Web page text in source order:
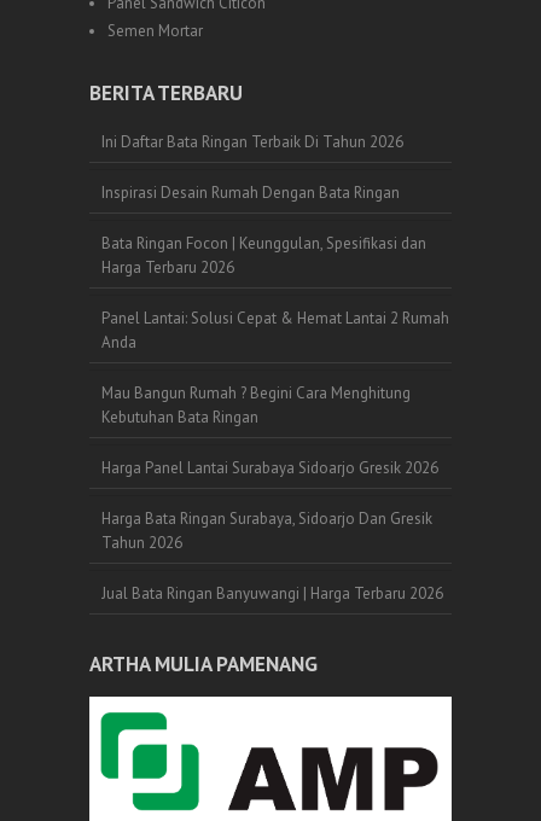
Semen Mortar
BERITA TERBARU
Ini Daftar Bata Ringan Terbaik Di Tahun 2026
Inspirasi Desain Rumah Dengan Bata Ringan
Bata Ringan Focon | Keunggulan, Spesifikasi dan
Harga Terbaru 2026
Panel Lantai: Solusi Cepat & Hemat Lantai 2 Rumah
Anda
Mau Bangun Rumah ? Begini Cara Menghitung
Kebutuhan Bata Ringan
Harga Panel Lantai Surabaya Sidoarjo Gresik 2026
Harga Bata Ringan Surabaya, Sidoarjo Dan Gresik
Tahun 2026
Jual Bata Ringan Banyuwangi | Harga Terbaru 2026
ARTHA MULIA PAMENANG